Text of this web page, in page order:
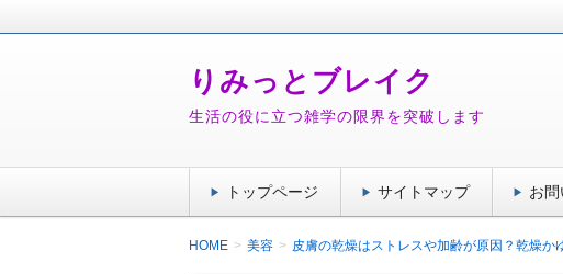
りみっとブレイク
生活の役に立つ雑学の限界を突破します
トップページ サイトマップ お
HOME 美容 皮膚の乾燥はストレスや加齢が原因？乾燥か